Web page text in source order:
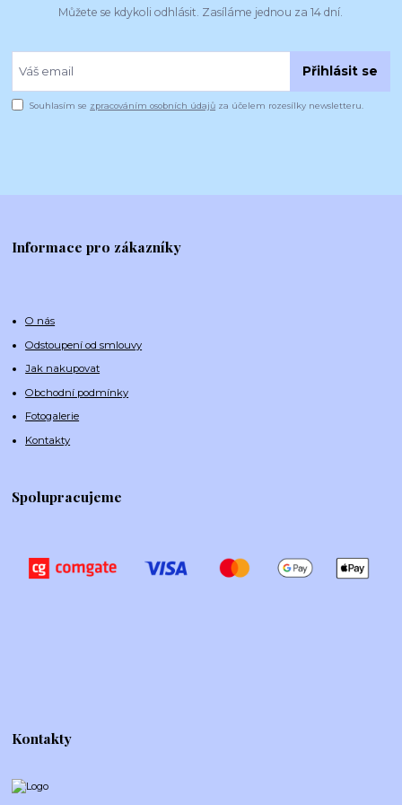
Můžete se kdykoli odhlásit. Zasíláme jednou za 14 dní.
Přihlásit se
Souhlasím se zpracováním osobních údajů za účelem rozesílky newsletteru.
Informace pro zákazníky
O nás
Odstoupení od smlouvy
Jak nakupovat
Obchodní podmínky
Fotogalerie
Kontakty
Spolupracujeme
Kontakty